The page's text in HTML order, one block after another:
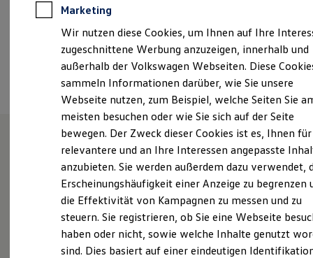
Sommer-Special
Reparatur, Pflege & Inspektion
Servicetermin anfragen
Service-Vorteile bei Volkswagen Nutzfahrzeuge
Economy Service
Räder & Reifen Service
Ersatzfahrzeuge
Notdienst und Pannenhilfe
Software, Konnektivität & Apps
California App
VW Connect für Ihren ID. Buzz
VW Connect für Ihren Transporter/Caravelle
VW Connect für Ihren Amarok
VW Connect für andere Modelle
Connect Pro
Fleet Interface Data
Multistop Pathfinder
Übersicht Software Updates
Hilfreiches für Besitzer
Ansprechpartner
Termin vereinbaren
Unsere Leistungenim
Überblick
Service
Marketing
Wir nutzen diese Cookies, um Ihnen auf Ihre
zugeschnittene Werbung anzuzeigen, innerhalb und
außerhalb der Volkswagen Webseiten. Diese
sammeln Informationen darüber, wie Sie unsere
Webseite nutzen, zum Beispiel, welche Seiten Sie
meisten besuchen oder wie Sie sich auf der Seite
bewegen. Der Zweck dieser Cookies ist es, Ihnen für
relevantere und an Ihre Interessen angepasste
anzubieten. Sie werden außerdem dazu verwendet,
Erscheinungshäufigkeit einer Anzeige zu begrenzen
die Effektivität von Kampagnen zu messen und zu
steuern. Sie registrieren, ob Sie eine Webseite
haben oder nicht, sowie welche Inhalte genutzt
sind. Dies basiert auf einer eindeutigen